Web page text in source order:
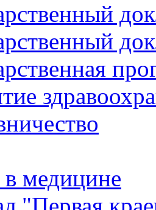
медицине